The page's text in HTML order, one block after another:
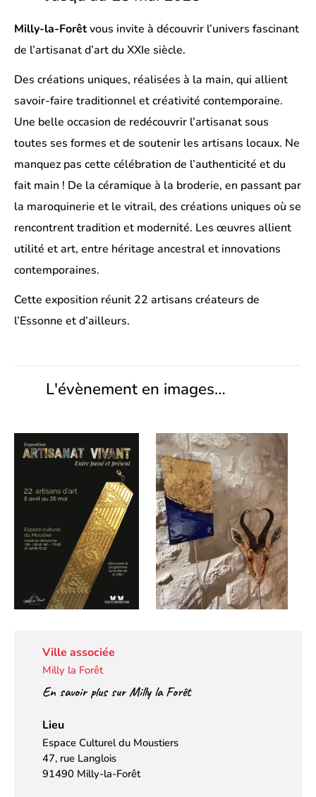
Milly-la-Forêtvous invite à découvrir l’univers fascinant
de l’artisanat d’art du XXIe siècle.
Des créations uniques, réalisées à la main, qui allient
savoir-faire traditionnel et créativité contemporaine.
Une belle occasion de redécouvrir l’artisanat sous
toutes ses formes et de soutenir les artisans locaux. Ne
manquez pas cette célébration de l’authenticité et du
fait main ! De la céramique à la broderie, en passant par
la maroquinerie et le vitrail, des créations uniques où se
rencontrent tradition et modernité. Les œuvres allient
utilité et art, entre héritage ancestral et innovations
contemporaines.
Cette exposition réunit 22 artisans créateurs de
l’Essonne et d’ailleurs.
L'évènement en images…
Ville associée
Milly la Forêt
En savoir plus sur Milly la Forêt
Lieu
Espace Culturel du Moustiers
47, rue Langlois
91490 Milly-la-Forêt